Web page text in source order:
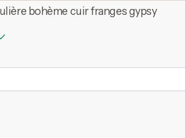
bohème cuir franges gypsy